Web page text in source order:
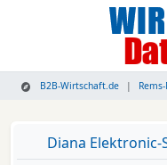
B2B-Wirtschaft.de
Diana Elektronic-